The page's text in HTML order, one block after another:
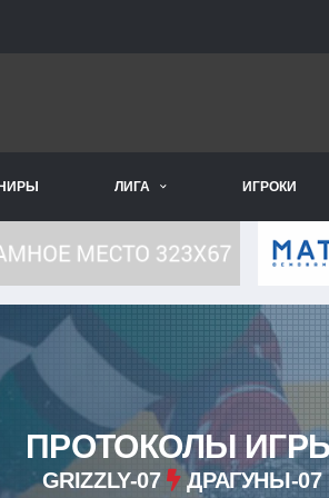
ЛИГА ИГРОКИ
ПРОТОКОЛЫ
GRIZZLY-07 ДРАГУНЫ-